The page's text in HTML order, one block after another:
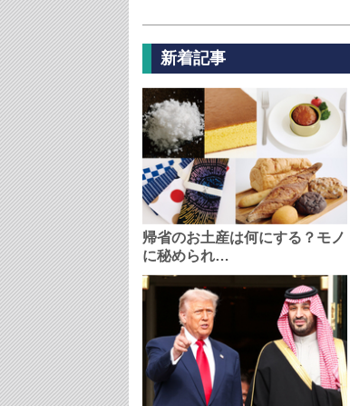
新着記事
帰省のお土産は何にする？モノ
に秘められ…